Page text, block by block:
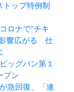
トップ特例制
ロナで“チキ
響広がる 仕
ッグバン第１
プン
急回復、「連